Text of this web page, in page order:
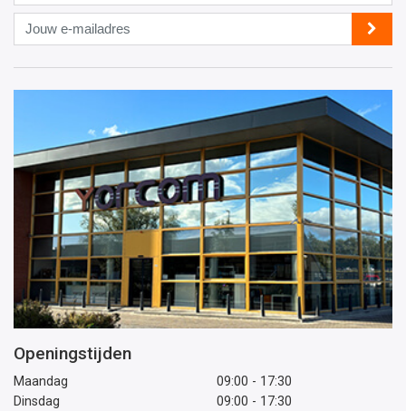
Jouw
e-
mailadres
Openingstijden
Maandag
09:00 - 17:30
Dinsdag
09:00 - 17:30